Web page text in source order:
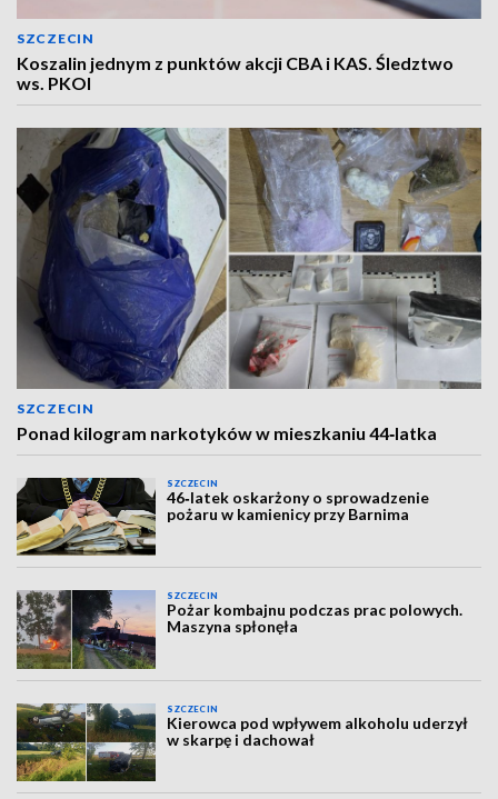
SZCZECIN
Koszalin jednym z punktów akcji CBA i KAS. Śledztwo
ws. PKOl
SZCZECIN
Ponad kilogram narkotyków w mieszkaniu 44‑latka
SZCZECIN
46‑latek oskarżony o sprowadzenie
pożaru w kamienicy przy Barnima
SZCZECIN
Pożar kombajnu podczas prac polowych.
Maszyna spłonęła
SZCZECIN
Kierowca pod wpływem alkoholu uderzył
w skarpę i dachował